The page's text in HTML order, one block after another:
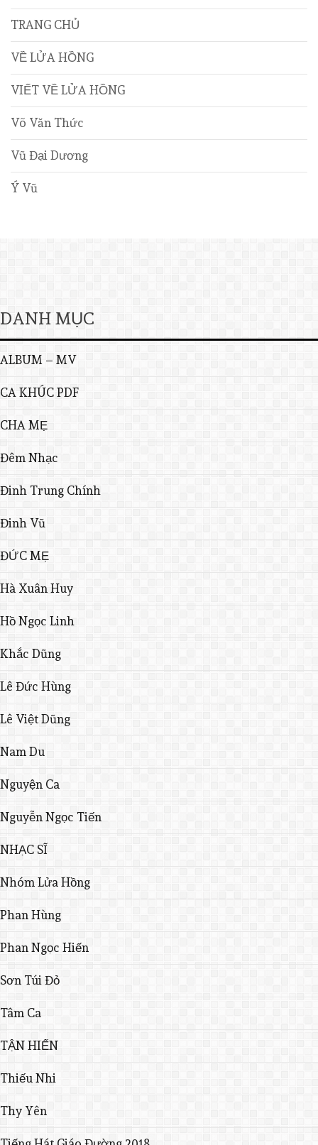
TRANG CHỦ
VỀ LỬA HỒNG
VIẾT VỀ LỬA HỒNG
Võ Văn Thức
Vũ Đại Dương
Ý Vũ
DANH MỤC
ALBUM – MV
CA KHÚC PDF
CHA MẸ
Đêm Nhạc
Đinh Trung Chính
Đinh Vũ
ĐỨC MẸ
Hà Xuân Huy
Hồ Ngọc Linh
Khắc Dũng
Lê Đức Hùng
Lê Việt Dũng
Nam Du
Nguyện Ca
Nguyễn Ngọc Tiến
NHẠC SĨ
Nhóm Lửa Hồng
Phan Hùng
Phan Ngọc Hiến
Sơn Túi Đỏ
Tâm Ca
TẬN HIẾN
Thiếu Nhi
Thy Yên